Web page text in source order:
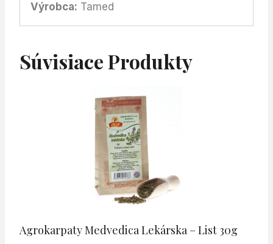
Výrobca: Tamed
Súvisiace Produkty
Agrokarpaty Medvedica Lekárska – List 30g